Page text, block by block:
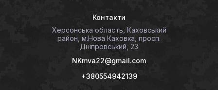
Контакти
Херсонська область, Каховський
район, м.Нова Каховка, просп.
Дніпровський, 23
NKmva22@gmail.com
+380554942139